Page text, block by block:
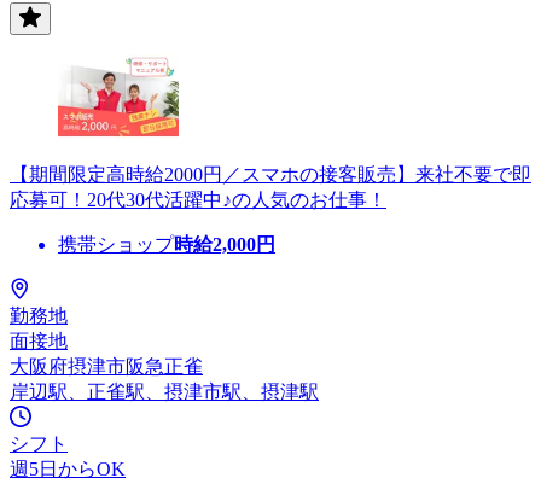
【期間限定高時給2000円／スマホの接客販売】来社不要で即
応募可！20代30代活躍中♪の人気のお仕事！
携帯ショップ時給2,000円
勤務地
面接地
大阪府摂津市阪急正雀
岸辺駅、正雀駅、摂津市駅、摂津駅
シフト
週5日からOK